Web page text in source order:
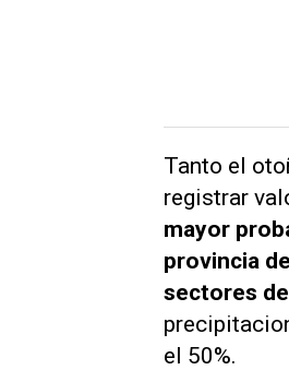
Tanto el
registrar
mayor
provincia
sectores
el 50%.